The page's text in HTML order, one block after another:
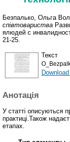
Безпалько, Ольга
співтовариства
ялюдей с
21-25.
Текст
Анотація
У статті описуються
практиці.Також
етапах.